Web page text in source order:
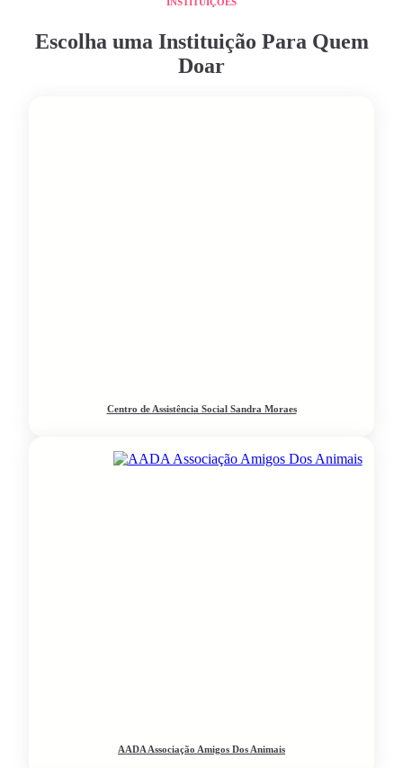
Escolha uma Instituição Para Quem
Doar
Centro de Assistência Social Sandra Moraes
AADA Associação Amigos Dos Animais